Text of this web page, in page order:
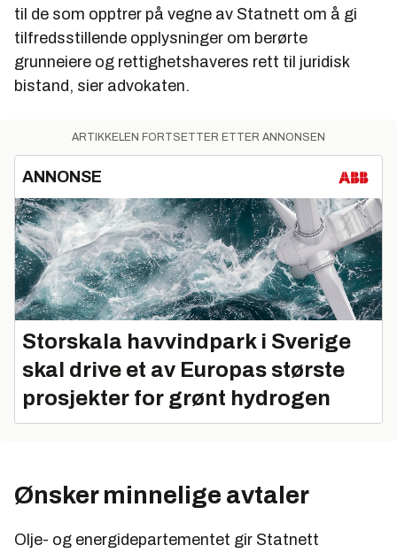
til de som opptrer på vegne av Statnett om å gi
tilfredsstillende opplysninger om berørte
grunneiere og rettighetshaveres rett til juridisk
bistand, sier advokaten.
ARTIKKELEN FORTSETTER ETTER ANNONSEN
ANNONSE
Storskala havvindpark i Sverige
skal drive et av Europas største
prosjekter for grønt hydrogen
Ønsker minnelige avtaler
Olje- og energidepartementet gir Statnett